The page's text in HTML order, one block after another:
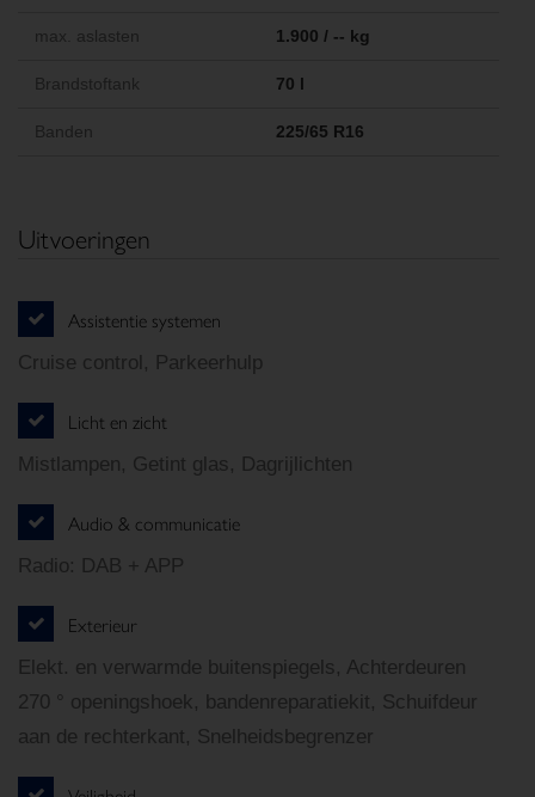
max. aslasten 1.900 / -- kg
Brandstoftank 70 l
Banden 225/65 R16
Uitvoeringen
Assistentie systemen
Cruise control, Parkeerhulp
Licht en zicht
Mistlampen, Getint glas, Dagrijlichten
Audio & communicatie
Radio: DAB + APP
Exterieur
Elekt. en verwarmde buitenspiegels, Achterdeuren
270 ° openingshoek, bandenreparatiekit, Schuifdeur
aan de rechterkant, Snelheidsbegrenzer